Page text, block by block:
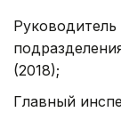
(2018);
Главный